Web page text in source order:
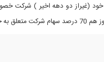
مرک است.